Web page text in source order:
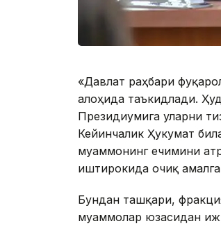
«Давлат раҳбари
алоҳида таъкидлади.
Президиумига уларни
Кейинчалик Ҳукумат
муаммонинг ечимини
иштирокида очиқ
Бундан ташқари,
муаммолар юзасидан